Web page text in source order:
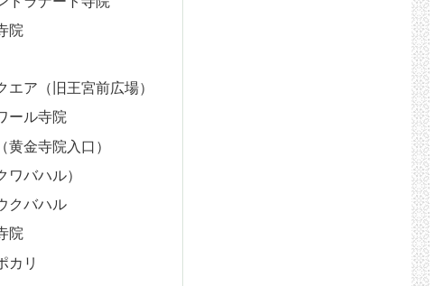
院
エア（旧王宮前広場）
ール寺院
黄金寺院入口）
ワバハル）
クバハル
院
カリ